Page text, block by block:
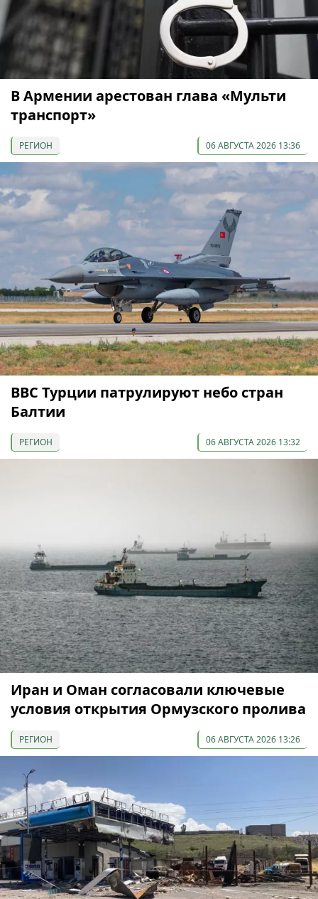
В Армении арестован глава «Мульти
транспорт»
РЕГИОН 06 АВГУСТА 2026 13:36
ВВС Турции патрулируют небо стран
Балтии
РЕГИОН 06 АВГУСТА 2026 13:32
Иран и Оман согласовали ключевые
условия открытия Ормузского пролива
РЕГИОН 06 АВГУСТА 2026 13:26